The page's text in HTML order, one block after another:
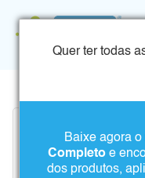
Quer ter todas
Baixe agora o
Completo e
dos produtos,